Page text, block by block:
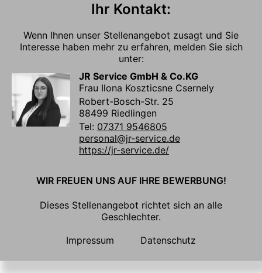
Ihr Kontakt:
Wenn Ihnen unser Stellenangebot zusagt und Sie
Interesse haben mehr zu erfahren, melden Sie sich
unter:
JR Service GmbH & Co.KG
Frau Ilona Koszticsne Csernely
Robert-Bosch-Str. 25
88499 Riedlingen
Tel: 07371 9546805
personal@jr-service.de
https://jr-service.de/
WIR FREUEN UNS AUF IHRE BEWERBUNG!
Dieses Stellenangebot richtet sich an alle
Geschlechter.
Impressum
Datenschutz